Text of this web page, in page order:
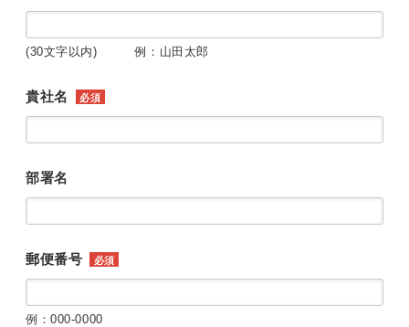
(30文字以内) 例：山田太郎
貴社名 必須
部署名
郵便番号 必須
例：000-0000